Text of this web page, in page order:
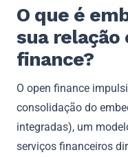
O que é
sua relação
finance?
O open finance
consolidação do
integradas), um
serviços financeiros